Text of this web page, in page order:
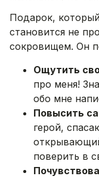
Подарок,
становится не
сокровищем. Он
Ощутить
про меня!
обо мне
Повысить
герой,
поверить в